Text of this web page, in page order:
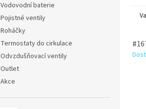
Vodovodní baterie
Pojistné ventily
Roháčky
Termostaty do cirkulace
Odvzdušňovací ventily
Outlet
Akce